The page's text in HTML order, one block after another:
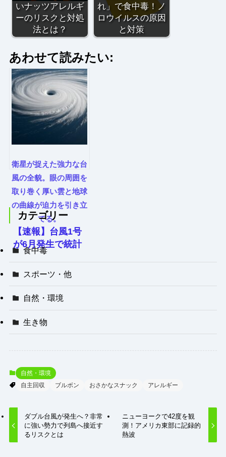
いナッツアレルギ
ーのリスクと対処
法とは？
れ」で食中毒！ノ
ロウイルスの原因
と対策
あわせて読みたい:
衛星が捉えた強力な台
風の全貌。眼の周囲を
取り巻く厚い雲と地球
の曲線が迫力を引き立
てる。
【速報】台風1号
が6月発生で統計
史上5番目の遅さ
｜梅雨前線刺激で
カテゴリー
食中毒
スポーツ・他
自然・環境
生き物
自然・環境
自主回収
ブルボン おさかなスナック アレルギー
ダブル台風が発生へ？非常
に強い勢力で列島へ接近す
るリスクとは
ニューヨークで42度を観
測！アメリカ東部に記録的
熱波